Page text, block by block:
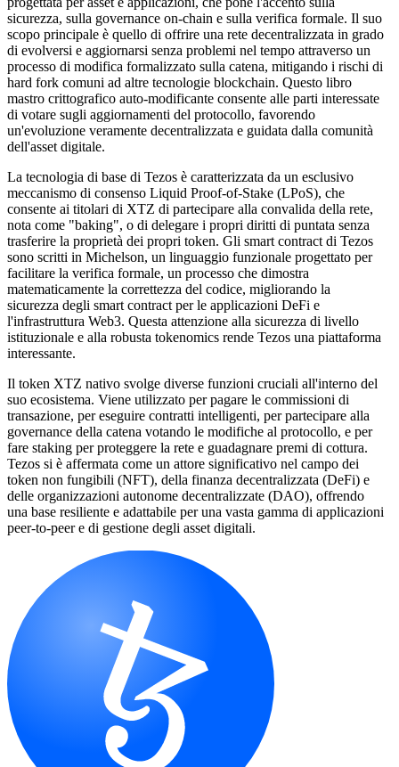
sicurezza, sulla governance on-chain e sulla verifica formale. Il suo
scopo principale è quello di offrire una rete decentralizzata in grado
di evolversi e aggiornarsi senza problemi nel tempo attraverso un
processo di modifica formalizzato sulla catena, mitigando i rischi di
hard fork comuni ad altre tecnologie blockchain. Questo libro
mastro crittografico auto-modificante consente alle parti interessate
di votare sugli aggiornamenti del protocollo, favorendo
un'evoluzione veramente decentralizzata e guidata dalla comunità
dell'asset digitale.
La tecnologia di base di Tezos è caratterizzata da un esclusivo
meccanismo di consenso Liquid Proof-of-Stake (LPoS), che
consente ai titolari di XTZ di partecipare alla convalida della rete,
nota come "baking", o di delegare i propri diritti di puntata senza
trasferire la proprietà dei propri token. Gli smart contract di Tezos
sono scritti in Michelson, un linguaggio funzionale progettato per
facilitare la verifica formale, un processo che dimostra
matematicamente la correttezza del codice, migliorando la
sicurezza degli smart contract per le applicazioni DeFi e
l'infrastruttura Web3. Questa attenzione alla sicurezza di livello
istituzionale e alla robusta tokenomics rende Tezos una piattaforma
interessante.
Il token XTZ nativo svolge diverse funzioni cruciali all'interno del
suo ecosistema. Viene utilizzato per pagare le commissioni di
transazione, per eseguire contratti intelligenti, per partecipare alla
governance della catena votando le modifiche al protocollo, e per
fare staking per proteggere la rete e guadagnare premi di cottura.
Tezos si è affermata come un attore significativo nel campo dei
token non fungibili (NFT), della finanza decentralizzata (DeFi) e
delle organizzazioni autonome decentralizzate (DAO), offrendo
una base resiliente e adattabile per una vasta gamma di applicazioni
peer-to-peer e di gestione degli asset digitali.